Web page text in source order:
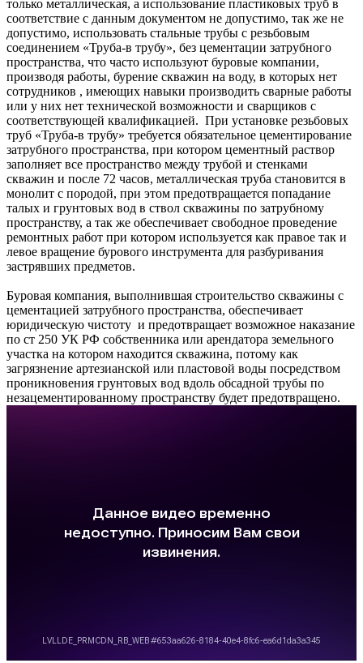
только металлическая, а использование пластиковых труб в
соответствие с данным документом не допустимо, так же не
допустимо, использовать стальные трубы с резьбовым
соединением «Труба-в трубу», без цементации затрубного
пространства, что часто используют буровые компании,
производя работы, бурение скважин на воду, в которых нет
сотрудников , имеющих навыки производить сварные работы
или у них нет технической возможности и сварщиков с
соответствующей квалификацией. При установке резьбовых
труб «Труба-в трубу» требуется обязательное цементирование
затрубного пространства, при котором цементный раствор
заполняет все пространство между трубой и стенками
скважин и после 72 часов, металлическая труба становится в
монолит с породой, при этом предотвращается попадание
талых и грунтовых вод в ствол скважины по затрубному
пространству, а так же обеспечивает свободное проведение
ремонтных работ при котором используется как правое так и
левое вращение бурового инструмента для разбуривания
застрявших предметов.
Буровая компания, выполнившая строительство скважины с
цементацией затрубного пространства, обеспечивает
юридическую чистоту и предотвращает возможное наказание
по ст 250 УК РФ собственника или арендатора земельного
участка на котором находится скважина, потому как
загрязнение артезианской или пластовой воды посредством
проникновения грунтовых вод вдоль обсадной трубы по
незацементированному пространству будет предотвращено.